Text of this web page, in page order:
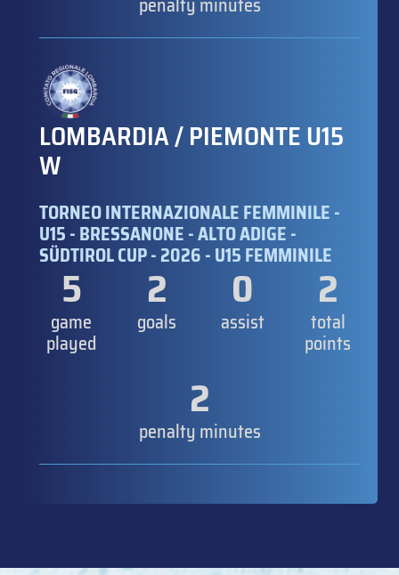
LOMBARDIA / PIEMONTE U15
W
TORNEO INTERNAZIONALE FEMMINILE -
U15 - BRESSANONE - ALTO ADIGE -
SÜDTIROL CUP - 2026 - U15 FEMMINILE
5
game
played
2
goals
0
assist
2
total
points
2
penalty minutes